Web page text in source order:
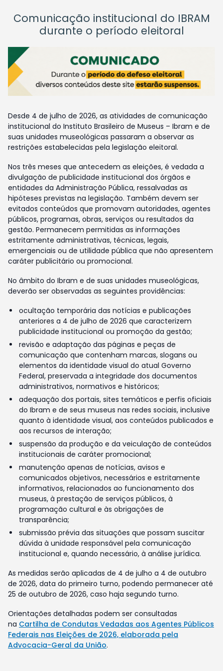
Comunicação institucional do IBRAM
durante o período eleitoral
Desde 4 de julho de 2026, as atividades de comunicação
institucional do Instituto Brasileiro de Museus – Ibram e de
suas unidades museológicas passaram a observar as
restrições estabelecidas pela legislação eleitoral.
Nos três meses que antecedem as eleições, é vedada a
divulgação de publicidade institucional dos órgãos e
entidades da Administração Pública, ressalvadas as
hipóteses previstas na legislação. Também devem ser
evitados conteúdos que promovam autoridades, agentes
públicos, programas, obras, serviços ou resultados da
gestão. Permanecem permitidas as informações
estritamente administrativas, técnicas, legais,
emergenciais ou de utilidade pública que não apresentem
caráter publicitário ou promocional.
No âmbito do Ibram e de suas unidades museológicas,
deverão ser observadas as seguintes providências:
ocultação temporária das notícias e publicações
anteriores a 4 de julho de 2026 que caracterizem
publicidade institucional ou promoção da gestão;
revisão e adaptação das páginas e peças de
comunicação que contenham marcas, slogans ou
elementos da identidade visual do atual Governo
Federal, preservada a integridade dos documentos
administrativos, normativos e históricos;
adequação dos portais, sites temáticos e perfis oficiais
do Ibram e de seus museus nas redes sociais, inclusive
quanto à identidade visual, aos conteúdos publicados e
aos recursos de interação;
suspensão da produção e da veiculação de conteúdos
institucionais de caráter promocional;
manutenção apenas de notícias, avisos e
comunicados objetivos, necessários e estritamente
informativos, relacionados ao funcionamento dos
museus, à prestação de serviços públicos, à
programação cultural e às obrigações de
transparência;
submissão prévia das situações que possam suscitar
dúvida à unidade responsável pela comunicação
institucional e, quando necessário, à análise jurídica.
As medidas serão aplicadas de 4 de julho a 4 de outubro
de 2026, data do primeiro turno, podendo permanecer até
25 de outubro de 2026, caso haja segundo turno.
Orientações detalhadas podem ser consultadas
na Cartilha de Condutas Vedadas aos Agentes Públicos
Federais nas Eleições de 2026, elaborada pela
Advocacia-Geral da União.